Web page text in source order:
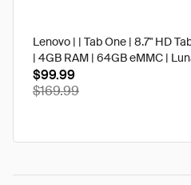
Lenovo | | Tab One | 8.7" HD
| 4GB RAM | 64GB eMMC |
Grey | Best Buy
$99.99
$169.99